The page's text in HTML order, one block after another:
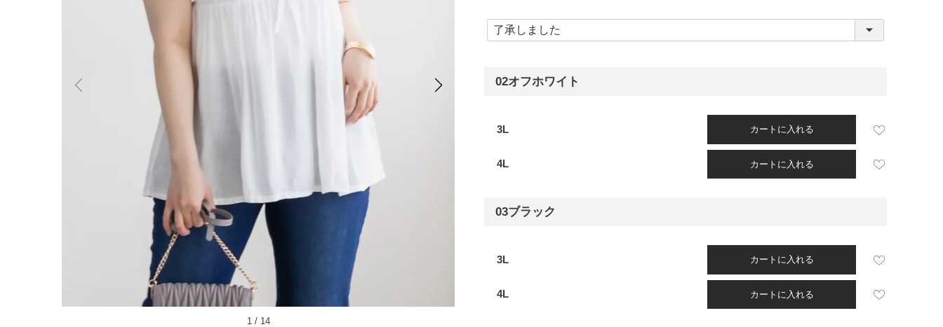
1/ 14
必
須
02オフホワイト
3L カートに入れる
4L カートに入れる
03ブラック
3L カートに入れる
4L カートに入れる